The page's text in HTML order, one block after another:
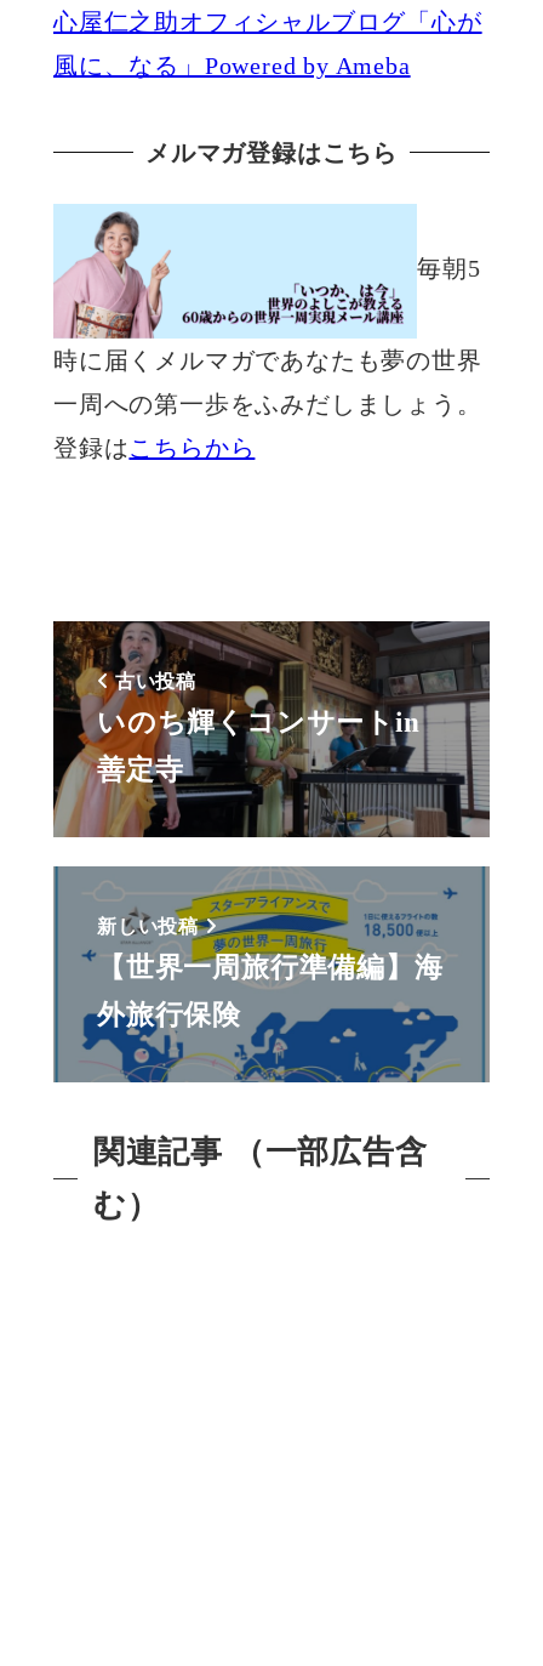
心屋仁之助オフィシャルブログ「心が
風に、なる」Powered by Ameba
メルマガ登録はこちら
毎朝5
時に届くメルマガであなたも夢の世界
一周への第一歩をふみだしましょう。
登録はこちらから
古い投稿
いのち輝くコンサートin
善定寺
新しい投稿
【世界一周旅行準備編】海
外旅行保険
関連記事 （一部広告含
む）